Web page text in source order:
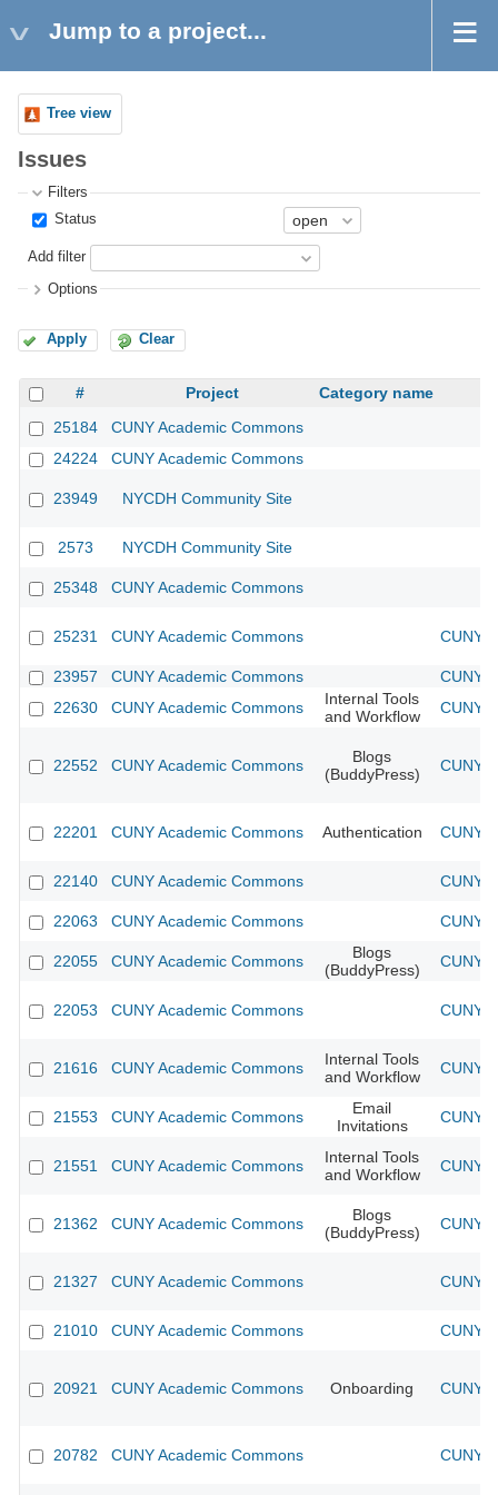
Jump to a project...
Tree view
Issues
Filters
Status
Add filter
Options
Apply Clear
# Project
Category name
25184
CUNY Academic Commons
24224
CUNY Academic Commons
23949 NYCDH Community Site
2573 NYCDH Community Site
25348 CUNY Academic Commons
25231 CUNY Academic Commons CUNY
23957 CUNY Academic Commons
CUNY
22630
CUNY Academic Commons
Internal Tools
and Workflow
CUNY
22552 CUNY Academic Commons
Blogs
(BuddyPress)
CUNY
22201 CUNY Academic Commons Authentication CUNY
22140 CUNY Academic Commons CUNY
22063 CUNY Academic Commons CUNY
22055 CUNY Academic Commons
Blogs
(BuddyPress)
CUNY
22053 CUNY Academic Commons CUNY
21616 CUNY Academic Commons
Internal Tools
and Workflow
CUNY
21553 CUNY Academic Commons
Email
Invitations
CUNY
21551 CUNY Academic Commons
Internal Tools
and Workflow
CUNY
21362 CUNY Academic Commons
Blogs
(BuddyPress)
CUNY
21327 CUNY Academic Commons CUNY
21010 CUNY Academic Commons CUNY
20921 CUNY Academic Commons Onboarding CUNY
20782 CUNY Academic Commons CUNY